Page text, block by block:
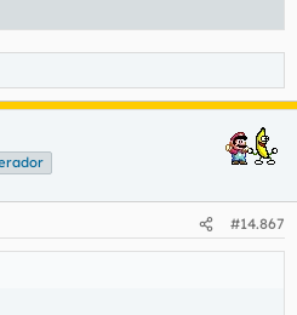
#14.867